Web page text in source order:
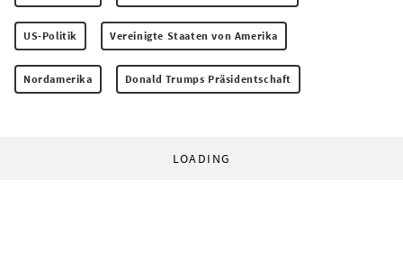
US-Politik Vereinigte Staaten von Amerika
Nordamerika Donald Trumps Präsidentschaft
LOADING